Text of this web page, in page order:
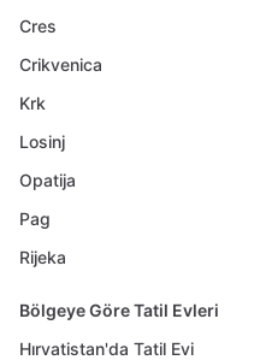
Cres
Crikvenica
Krk
Losinj
Opatija
Pag
Rijeka
Bölgeye Göre Tatil Evleri
Hırvatistan'da Tatil Evi